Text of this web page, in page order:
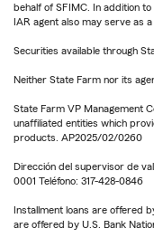
behalf of SFIMC. In addition
IAR agent also may serve as
Securities available through
Neither State Farm nor its
State Farm VP Management
unaffiliated entities which
products. AP2025/02/0260
Dirección del supervisor de
0001 Teléfono: 317-428-0846
Installment loans are offered
are offered by U.S. Bank